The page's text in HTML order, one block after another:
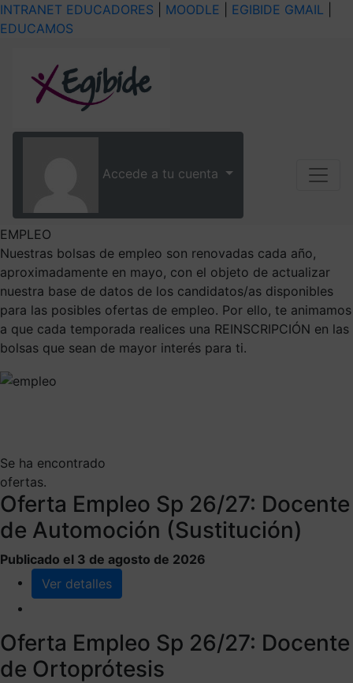
INTRANET EDUCADORES MOODLE EGIBIDE GMAIL
EDUCAMOS
Accede a tu cuenta
EMPLEO
Nuestras bolsas de empleo son renovadas cada año,
aproximadamente en mayo, con el objeto de actualizar
nuestra base de datos de los candidatos/as disponibles
para las posibles ofertas de empleo. Por ello, te animamos
a que cada temporada realices una REINSCRIPCIÓN en las
bolsas que sean de mayor interés para ti.
Se ha encontrado
ofertas.
Oferta Empleo Sp 26/27: Docente
de Automoción (Sustitución)
Publicado el 3 de agosto de 2026
Ver detalles
Oferta Empleo Sp 26/27: Docente
de Ortoprótesis